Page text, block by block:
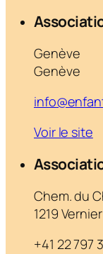
Genève
Genève
Voir le site
Chem. du
1219 Vernier
+41 22 797